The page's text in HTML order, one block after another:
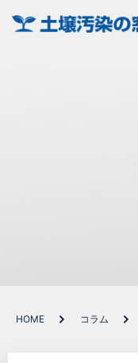
HOME コラム